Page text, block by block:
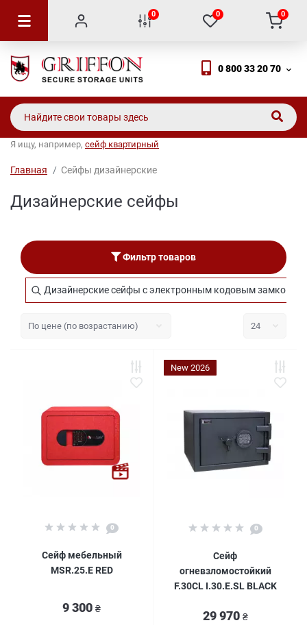
0 0 0
0 800 33 20 70
Я ищу, например, сейф квартирный
Главная Сейфы дизайнерские
Дизайнерские сейфы
Фильтр товаров
Дизайнерские сейфы с электронным кодовым замком
0
Сейф мебельный
MSR.25.Е RED
9 300 ₴
New 2026
0
Сейф
огневзломостойкий
F.30CL I.30.E.SL BLACK
29 970 ₴